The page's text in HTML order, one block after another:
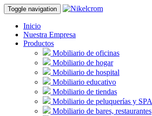
Toggle navigation
Inicio
Nuestra Empresa
Productos
Mobiliario de oficinas
Mobiliario de hogar
Mobiliario de hospital
Mobiliario educativo
Mobiliario de tiendas
Mobiliario de peluquerías y SPA
Mobiliario de bares, restaurantes